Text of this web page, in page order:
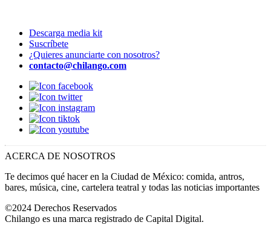
Descarga media kit
Suscríbete
¿Quieres anunciarte con nosotros?
contacto@chilango.com
ACERCA DE NOSOTROS
Te decimos qué hacer en la Ciudad de México: comida, antros,
bares, música, cine, cartelera teatral y todas las noticias importantes
©2024 Derechos Reservados
Chilango es una marca registrado de Capital Digital.